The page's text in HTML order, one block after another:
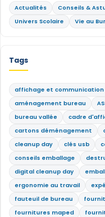
Actualités Conseils &
Univers Scolaire
Vie au
Tags
affichage et communication
aménagement bureau
bureau vallée
cadre
cartons déménagement
cleanup day
clés usb
conseils emballage
digital cleanup day
ergonomie au travail
fauteuil de bureau
fournitures maped